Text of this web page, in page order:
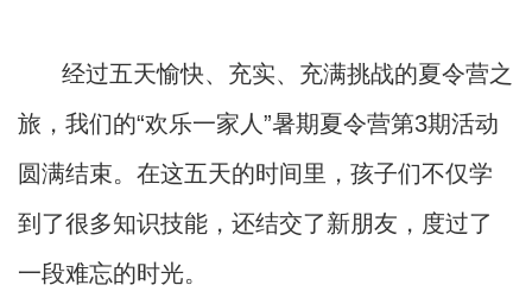
经过五天愉快、充实、充满挑战的夏令营之
旅，我们的“欢乐一家人”暑期夏令营第3期活动
圆满结束。在这五天的时间里，孩子们不仅学
到了很多知识技能，还结交了新朋友，度过了
一段难忘的时光。